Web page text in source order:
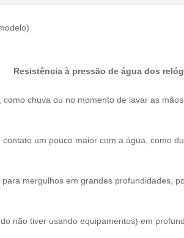
Resistência à pressão de água dos
como chuva ou no momento de lavar as
um pouco maior com a água, como
mergulhos em grandes profundidades,
não tiver usando equipamentos) em